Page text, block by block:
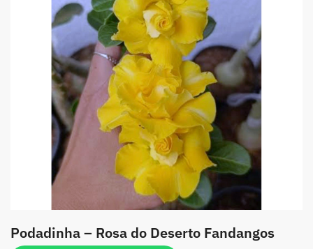
Podadinha – Rosa do Deserto Fandangos